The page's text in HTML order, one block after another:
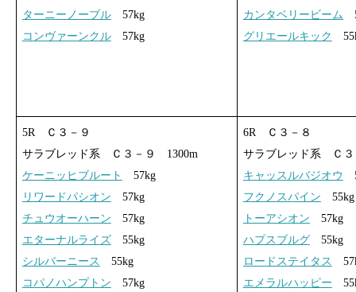
ターニーノーブル57kg
コンヴァーンクル57kg
カンタベリービーム
グリエールキック
5R Ｃ３－９
サラブレッド系 Ｃ３－９ 1300m
ケーニッヒブルート
57kg
リワードパシオン 57kg
チュウオーハーン 57kg
エターナルライズ55kg
シルバーニース
55kg
コパノハンプトン 57kg
6R Ｃ３－８
サラブレッド系 Ｃ
キャッスルバジオウ
フクノスパイン 55kg
トーアシオン 57kg
ハプスブルグ55kg
ロードステイタス
エメラルハッピー